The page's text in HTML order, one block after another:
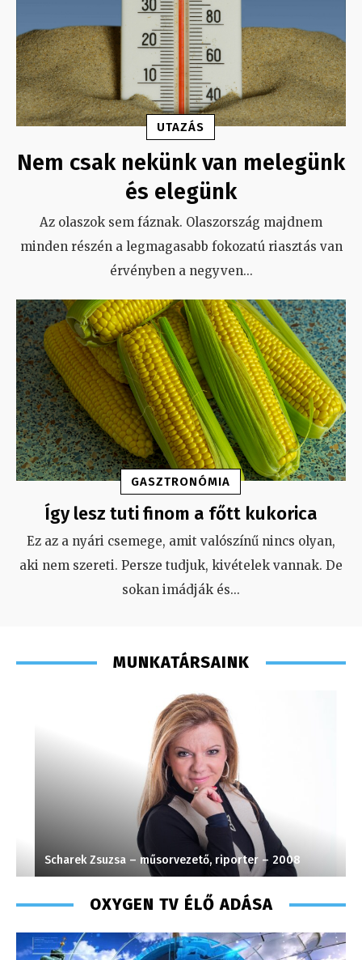
UTAZÁS
Nem csak nekünk van melegünk
és elegünk
Az olaszok sem fáznak. Olaszország majdnem
minden részén a legmagasabb fokozatú riasztás van
érvényben a negyven...
GASZTRONÓMIA
Így lesz tuti finom a főtt kukorica
Ez az a nyári csemege, amit valószínű nincs olyan,
aki nem szereti. Persze tudjuk, kivételek vannak. De
sokan imádják és...
MUNKATÁRSAINK
Scharek Zsuzsa – műsorvezető, riporter – 2008
OXYGEN TV ÉLŐ ADÁSA